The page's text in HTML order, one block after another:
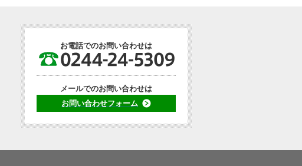
お電話でのお問い合わせは
メールでのお問い合わせは
お問い合わせフォーム